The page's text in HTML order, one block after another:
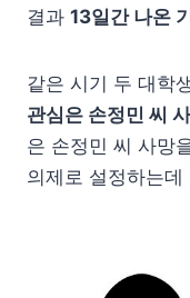
결과 13일간 나온
같은 시기 두 대학
관심은 손정민 씨
은 손정민 씨 사망
의제로 설정하는